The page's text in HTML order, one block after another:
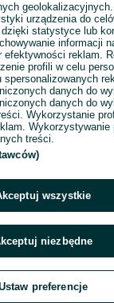
na stronę
urządzenia do
dzięki statystyce lub
informacji
efektywności reklam.
profili w celu
spersonalizowanych
danych do
danych do
Wykorzystanie
Wykorzystywanie
treści.
wszystkie
niezbędne
preferencje